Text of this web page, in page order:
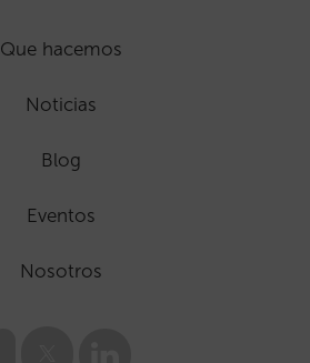
Que hacemos
Noticias
Blog
Eventos
Nosotros